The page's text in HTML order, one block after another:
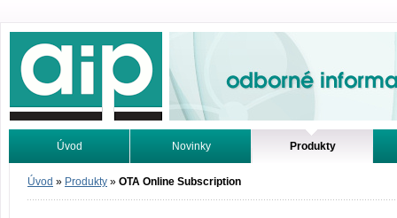
Odborné informace. Online.
Úvod Novinky Produkty
Vyhledávání Tutoriály
Úvod » Produkty » OTA Online Subscription